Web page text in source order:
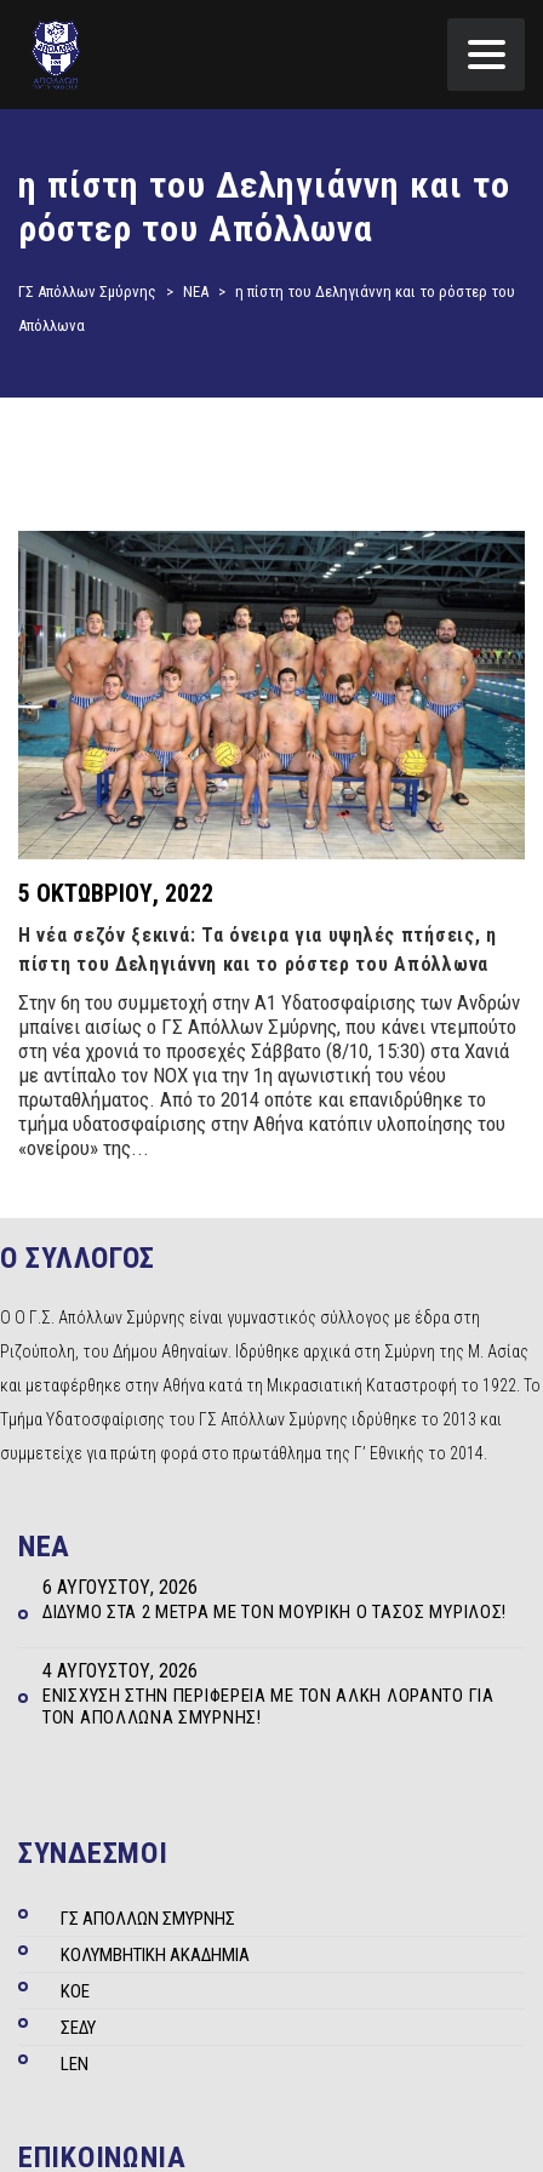
η πίστη του Δεληγιάννη και το
ρόστερ του Απόλλωνα
ΓΣ Απόλλων Σμύρνης > ΝΕΑ > η πίστη του Δεληγιάννη και το ρόστερ του
Απόλλωνα
5 ΟΚΤΩΒΡΊΟΥ, 2022
Η νέα σεζόν ξεκινά: Τα όνειρα για υψηλές πτήσεις, η
πίστη του Δεληγιάννη και το ρόστερ του Απόλλωνα
Στην 6η του συμμετοχή στην Α1 Υδατοσφαίρισης των Ανδρών
μπαίνει αισίως ο ΓΣ Απόλλων Σμύρνης, που κάνει ντεμπούτο
στη νέα χρονιά το προσεχές Σάββατο (8/10, 15:30) στα Χανιά
με αντίπαλο τον ΝΟΧ για την 1η αγωνιστική του νέου
πρωταθλήματος. Από το 2014 οπότε και επανιδρύθηκε το
τμήμα υδατοσφαίρισης στην Αθήνα κατόπιν υλοποίησης του
«ονείρου» της...
Ο ΣΥΛΛΟΓΟΣ
Ο Ο Γ.Σ. Απόλλων Σμύρνης είναι γυμναστικός σύλλογος με έδρα στη
Ριζούπολη, του Δήμου Αθηναίων. Ιδρύθηκε αρχικά στη Σμύρνη της Μ. Ασίας
και μεταφέρθηκε στην Αθήνα κατά τη Μικρασιατική Καταστροφή το 1922. Το
Τμήμα Υδατοσφαίρισης του ΓΣ Απόλλων Σμύρνης ιδρύθηκε το 2013 και
συμμετείχε για πρώτη φορά στο πρωτάθλημα της Γ’ Εθνικής το 2014.
NEA
ΔΊΔΥΜΟ ΣΤΑ 2 ΜΈΤΡΑ ΜΕ ΤΟΝ ΜΟΥΡΊΚΗ Ο ΤΆΣΟΣ ΜΥΡΊΛΟΣ!
6 ΑΥΓΟΎΣΤΟΥ, 2026
ΕΝΊΣΧΥΣΗ ΣΤΗΝ ΠΕΡΙΦΈΡΕΙΑ ΜΕ ΤΟΝ ΆΛΚΗ ΛΟΡΆΝΤΟ ΓΙΑ
ΤΟΝ ΑΠΌΛΛΩΝΑ ΣΜΎΡΝΗΣ!
4 ΑΥΓΟΎΣΤΟΥ, 2026
ΣΥΝΔΕΣΜΟΙ
ΓΣ ΑΠΟΛΛΩΝ ΣΜΥΡΝΗΣ
ΚΟΛΥΜΒΗΤΙΚΗ ΑΚΑΔΗΜΙΑ
ΚΟΕ
ΣΕΔΥ
LEN
ΕΠΙΚΟΙΝΩΝΙΑ